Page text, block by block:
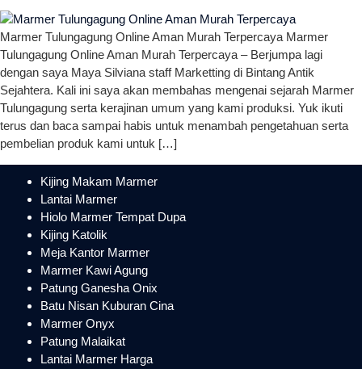
Marmer Tulungagung Online Aman Murah Terpercaya Marmer
Tulungagung Online Aman Murah Terpercaya – Berjumpa lagi
dengan saya Maya Silviana staff Marketting di Bintang Antik
Sejahtera. Kali ini saya akan membahas mengenai sejarah Marmer
Tulungagung serta kerajinan umum yang kami produksi. Yuk ikuti
terus dan baca sampai habis untuk menambah pengetahuan serta
pembelian produk kami untuk […]
Kijing Makam Marmer
Lantai Marmer
Hiolo Marmer Tempat Dupa
Kijing Katolik
Meja Kantor Marmer
Marmer Kawi Agung
Patung Ganesha Onix
Batu Nisan Kuburan Cina
Marmer Onyx
Patung Malaikat
Lantai Marmer Harga